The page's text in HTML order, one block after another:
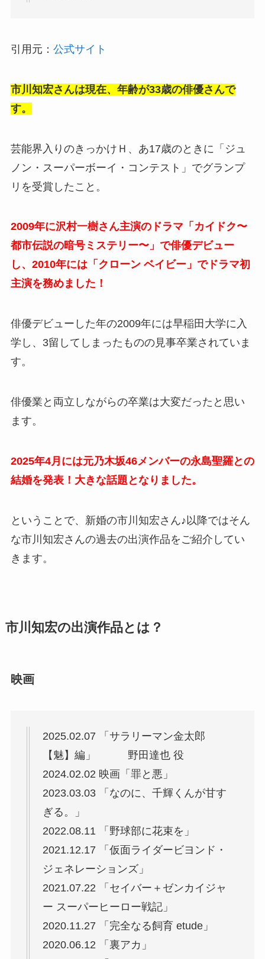
引用元： 公式サイト
市川知宏さんは現在、年齢が33歳の俳優さんで
す。
芸能界入りのきっかけＨ、あ17歳のときに「ジュ
ノン・スーパーボーイ・コンテスト」でグランプ
リを受賞したこと。
2009年に沢村一樹さん主演のドラマ「カイドク〜
都市伝説の暗号ミステリー〜」で俳優デビュー
し、2010年には「クローン ベイビー」でドラマ初
主演を務めました！
俳優デビューした年の2009年には早稲田大学に入
学し、 3留してしまったものの見事卒業されていま
す。
俳優業と両立しながらの卒業は大変だったと思い
ます。
2025年4月には元乃木坂46メンバーの永島聖羅との
結婚を発表！大きな話題となりました。
ということで、新婚の市川知宏さん♪以降ではそん
な市川知宏さんの過去の出演作品をご紹介してい
きます。
市川知宏の出演作品とは？
映画
2025.02.07 「サラリーマン金太郎
【魅】編」 野田達也 役
2024.02.02 映画「罪と悪」
2023.03.03 「なのに、千輝くんが甘す
ぎる。」
2022.08.11 「野球部に花束を」
2021.12.17 「仮面ライダービヨンド・
ジェネレーションズ」
2021.07.22 「セイバー＋ゼンカイジャ
ー スーパーヒーロー戦記」
2020.11.27 「完全なる飼育 etude」
2020.06.12 「裏アカ」